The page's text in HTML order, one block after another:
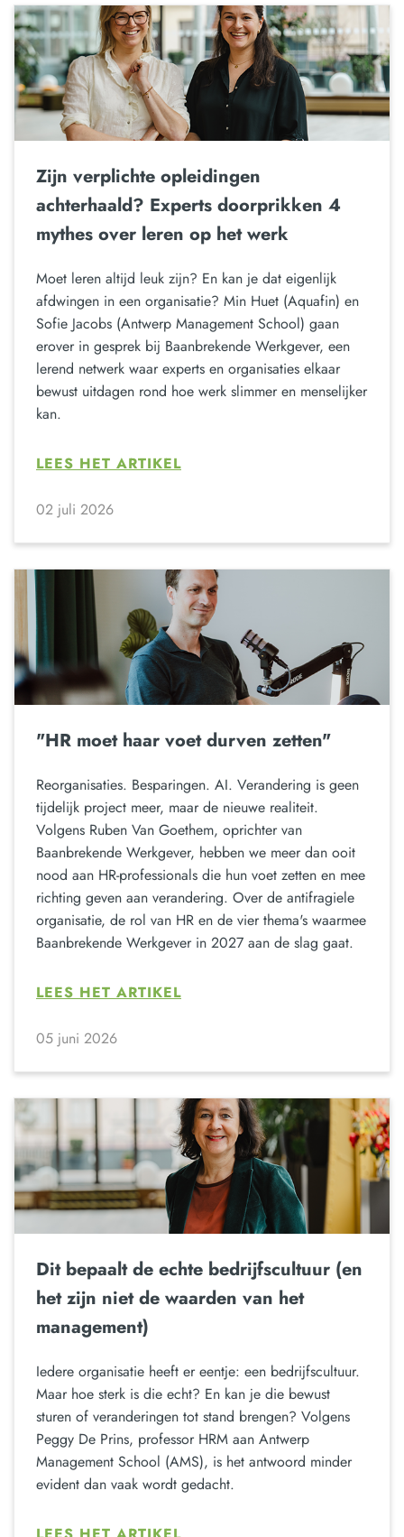
Zijn verplichte opleidingen
achterhaald? Experts doorprikken 4
mythes over leren op het werk
Moet leren altijd leuk zijn? En kan je dat eigenlijk
afdwingen in een organisatie? Min Huet (Aquafin) en
Sofie Jacobs (Antwerp Management School) gaan
erover in gesprek bij Baanbrekende Werkgever, een
lerend netwerk waar experts en organisaties elkaar
bewust uitdagen rond hoe werk slimmer en menselijker
kan.
LEES HET ARTIKEL
02 juli 2026
"HR moet haar voet durven zetten"
Reorganisaties. Besparingen. AI. Verandering is geen
tijdelijk project meer, maar de nieuwe realiteit.
Volgens Ruben Van Goethem, oprichter van
Baanbrekende Werkgever, hebben we meer dan ooit
nood aan HR-professionals die hun voet zetten en mee
richting geven aan verandering. Over de antifragiele
organisatie, de rol van HR en de vier thema's waarmee
Baanbrekende Werkgever in 2027 aan de slag gaat.
LEES HET ARTIKEL
05 juni 2026
Dit bepaalt de echte bedrijfscultuur (en
het zijn niet de waarden van het
management)
Iedere organisatie heeft er eentje: een bedrijfscultuur.
Maar hoe sterk is die echt? En kan je die bewust
sturen of veranderingen tot stand brengen? Volgens
Peggy De Prins, professor HRM aan Antwerp
Management School (AMS), is het antwoord minder
evident dan vaak wordt gedacht.